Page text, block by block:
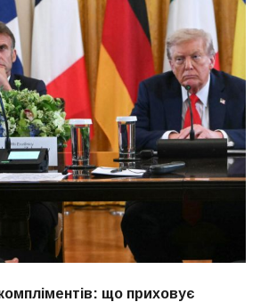
що приховує